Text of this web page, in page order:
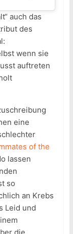
auch das
des
wenn sie
auftreten
eine
of the
lassen
so
an Krebs
Leid und